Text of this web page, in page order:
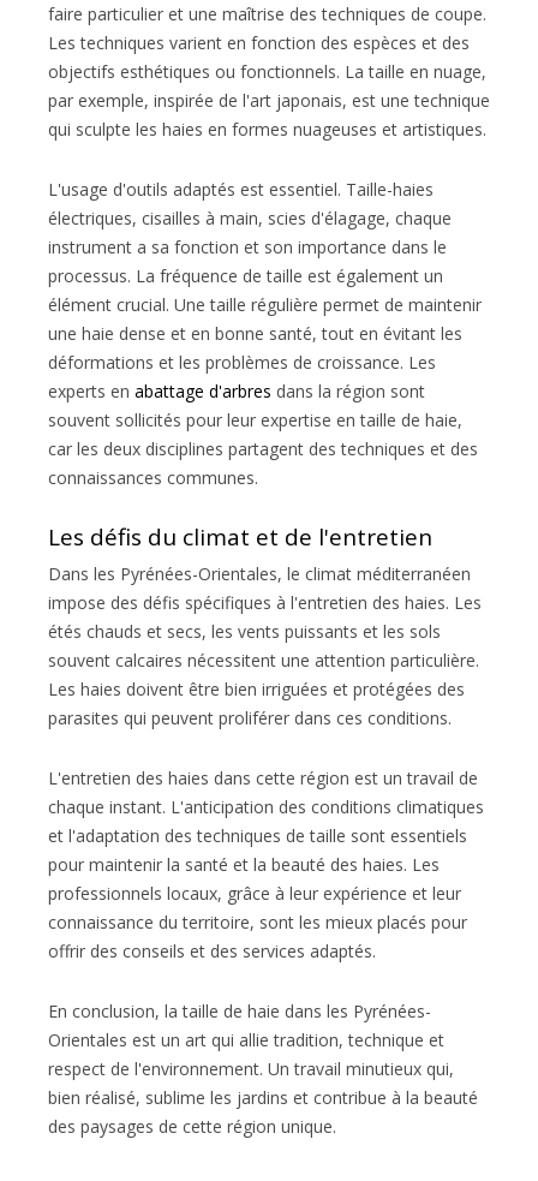
faire particulier et une maîtrise des techniques de coupe.
Les techniques varient en fonction des espèces et des
objectifs esthétiques ou fonctionnels. La taille en nuage,
par exemple, inspirée de l'art japonais, est une technique
qui sculpte les haies en formes nuageuses et artistiques.
L'usage d'outils adaptés est essentiel. Taille-haies
électriques, cisailles à main, scies d'élagage, chaque
instrument a sa fonction et son importance dans le
processus. La fréquence de taille est également un
élément crucial. Une taille régulière permet de maintenir
une haie dense et en bonne santé, tout en évitant les
déformations et les problèmes de croissance. Les
experts en abattage d'arbres dans la région sont
souvent sollicités pour leur expertise en taille de haie,
car les deux disciplines partagent des techniques et des
connaissances communes.
Les défis du climat et de l'entretien
Dans les Pyrénées-Orientales, le climat méditerranéen
impose des défis spécifiques à l'entretien des haies. Les
étés chauds et secs, les vents puissants et les sols
souvent calcaires nécessitent une attention particulière.
Les haies doivent être bien irriguées et protégées des
parasites qui peuvent proliférer dans ces conditions.
L'entretien des haies dans cette région est un travail de
chaque instant. L'anticipation des conditions climatiques
et l'adaptation des techniques de taille sont essentiels
pour maintenir la santé et la beauté des haies. Les
professionnels locaux, grâce à leur expérience et leur
connaissance du territoire, sont les mieux placés pour
offrir des conseils et des services adaptés.
En conclusion, la taille de haie dans les Pyrénées-
Orientales est un art qui allie tradition, technique et
respect de l'environnement. Un travail minutieux qui,
bien réalisé, sublime les jardins et contribue à la beauté
des paysages de cette région unique.